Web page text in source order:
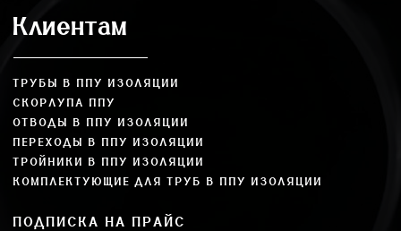
Клиентам
ТРУБЫ В ППУ ИЗОЛЯЦИИ
СКОРЛУПА ППУ
ОТВОДЫ В ППУ ИЗОЛЯЦИИ
ПЕРЕХОДЫ В ППУ ИЗОЛЯЦИИ
ТРОЙНИКИ В ППУ ИЗОЛЯЦИИ
КОМПЛЕКТУЮЩИЕ ДЛЯ ТРУБ В ППУ ИЗОЛЯЦИИ
ПОДПИСКА НА ПРАЙС